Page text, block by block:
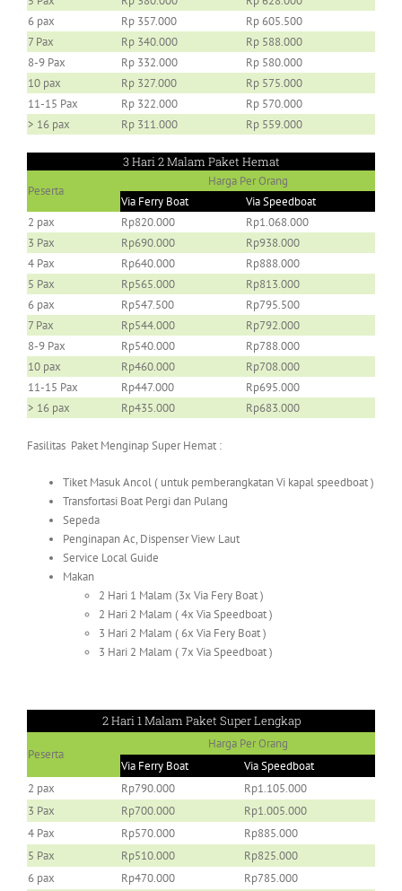
6 pax
Rp 357.000
Rp 605.500
7 Pax
Rp 340.000
Rp 588.000
8-9 Pax
Rp 332.000
Rp 580.000
10 pax
Rp 327.000
Rp 575.000
11-15 Pax
Rp 322.000
Rp 570.000
> 16 pax
Rp 311.000 Rp 559.000
3 Hari 2 Malam Paket Hemat
Peserta
Harga Per Orang
Via Ferry Boat
Via Speedboat
2 pax
Rp820.000
Rp1.068.000
3 Pax
Rp690.000
Rp938.000
4 Pax
Rp640.000
Rp888.000
5 Pax
Rp565.000
Rp813.000
6 pax
Rp547.500
Rp795.500
7 Pax
Rp544.000
Rp792.000
8-9 Pax
Rp540.000
Rp788.000
10 pax
Rp460.000
Rp708.000
11-15 Pax
Rp447.000
Rp695.000
> 16 pax
Rp435.000 Rp683.000
Fasilitas Paket Menginap Super Hemat :
Tiket Masuk Ancol ( untuk pemberangkatan Vi kapal speedboat )
Transfortasi Boat Pergi dan Pulang
Sepeda
Penginapan Ac, Dispenser View Laut
Service Local Guide
Makan
2 Hari 1 Malam (3x Via Fery Boat )
2 Hari 2 Malam ( 4x Via Speedboat )
3 Hari 2 Malam ( 6x Via Fery Boat )
3 Hari 2 Malam ( 7x Via Speedboat )
2 Hari 1 Malam Paket Super Lengkap
Peserta
Harga Per Orang
Via Ferry Boat
Via Speedboat
2 pax
Rp790.000
Rp1.105.000
3 Pax
Rp700.000
Rp1.005.000
4 Pax
Rp570.000
Rp885.000
5 Pax
Rp510.000
Rp825.000
6 pax
Rp470.000
Rp785.000